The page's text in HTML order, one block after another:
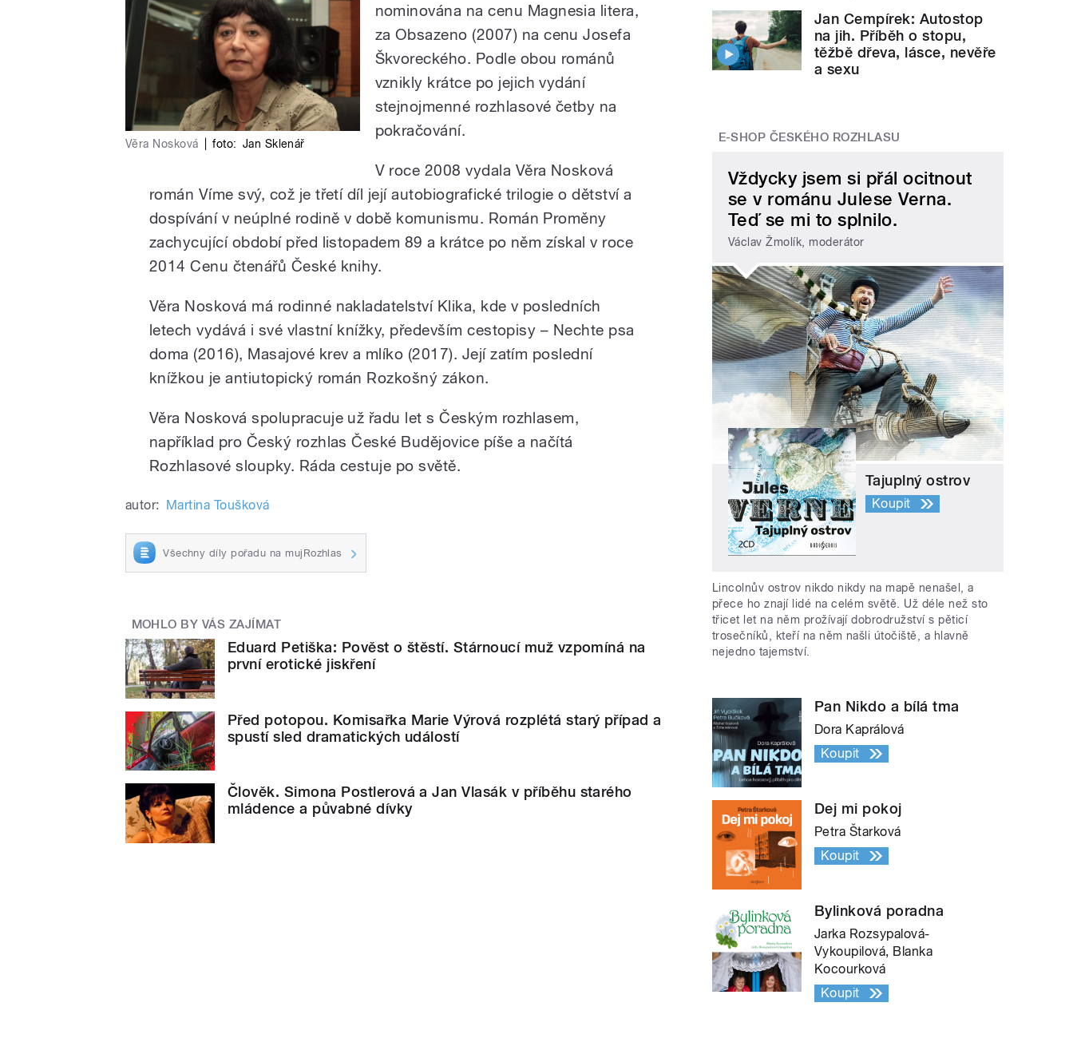
Věra Nosková foto: Jan Sklenář
nominována na cenu Magnesia litera,
za Obsazeno (2007) na cenu Josefa
Škvoreckého. Podle obou románů
vznikly krátce po jejich vydání
stejnojmenné rozhlasové četby na
pokračování.
V roce 2008 vydala Věra Nosková
román Víme svý, což je třetí díl její autobiografické trilogie o dětství a
dospívání v neúplné rodině v době komunismu. Román Proměny
zachycující období před listopadem 89 a krátce po něm získal v roce
2014 Cenu čtenářů České knihy.
Věra Nosková má rodinné nakladatelství Klika, kde v posledních
letech vydává i své vlastní knížky, především cestopisy – Nechte psa
doma (2016), Masajové krev a mlíko (2017). Její zatím poslední
knížkou je antiutopický román Rozkošný zákon.
Věra Nosková spolupracuje už řadu let s Českým rozhlasem,
například pro Český rozhlas České Budějovice píše a načítá
Rozhlasové sloupky. Ráda cestuje po světě.
autor: Martina Toušková
Všechny díly pořadu na mujRozhlas
MOHLO BY VÁS ZAJÍMAT
Eduard Petiška: Pověst o štěstí. Stárnoucí muž vzpomíná na
první erotické jiskření
Před potopou. Komisařka Marie Výrová rozplétá starý případ a
spustí sled dramatických událostí
Člověk. Simona Postlerová a Jan Vlasák v příběhu starého
mládence a půvabné dívky
Jan Cempírek: Autostop
na jih. Příběh o stopu,
těžbě dřeva, lásce, nevěře
a sexu
E-SHOP ČESKÉHO ROZHLASU
Vždycky jsem si přál ocitnout
se v románu Julese Verna.
Teď se mi to splnilo.
Václav Žmolík, moderátor
Tajuplný ostrov
Koupit
Lincolnův ostrov nikdo nikdy na mapě nenašel, a
přece ho znají lidé na celém světě. Už déle než sto
třicet let na něm prožívají dobrodružství s pěticí
trosečníků, kteří na něm našli útočiště, a hlavně
nejedno tajemství.
Pan Nikdo a bílá tma
Dora Kaprálová
Koupit
Dej mi pokoj
Petra Štarková
Koupit
Bylinková poradna
Jarka Rozsypalová-
Vykoupilová, Blanka
Kocourková
Koupit